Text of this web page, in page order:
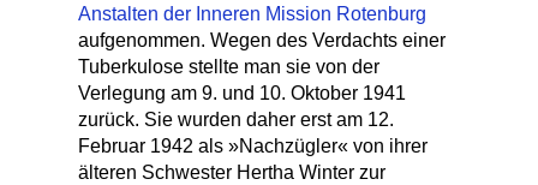
Anstalten der Inneren Mission Rotenburg
aufgenommen. Wegen des Verdachts einer
Tuberkulose stellte man sie von der
Verlegung am 9. und 10. Oktober 1941
zurück. Sie wurden daher erst am 12.
Februar 1942 als »Nachzügler« von ihrer
älteren Schwester Hertha Winter zur